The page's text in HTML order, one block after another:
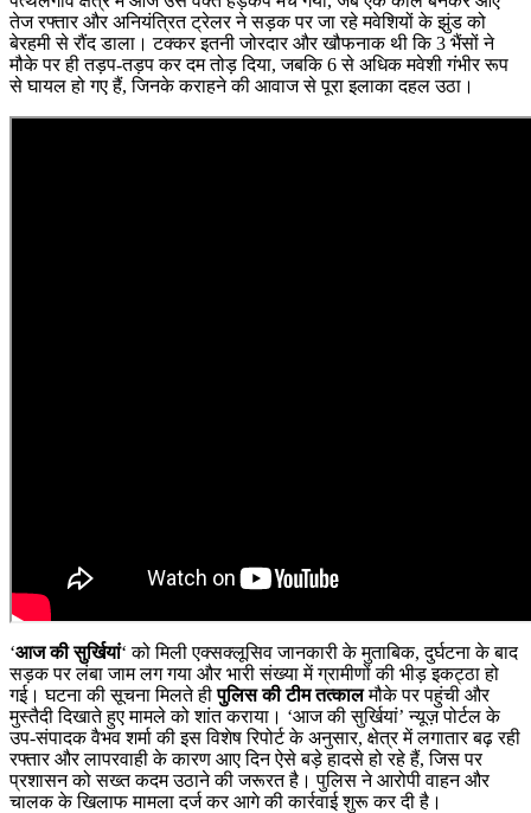
तेज रफ्तार और अनियंत्रित ट्रेलर ने सड़क पर जा रहे मवेशियों के झुंड को
बेरहमी से रौंद डाला। टक्कर इतनी जोरदार और खौफनाक थी कि 3 भैंसों ने
मौके पर ही तड़प-तड़प कर दम तोड़ दिया, जबकि 6 से अधिक मवेशी गंभीर रूप
से घायल हो गए हैं, जिनके कराहने की आवाज से पूरा इलाका दहल उठा।
‘आज की सुर्खियां‘ को मिली एक्सक्लूसिव जानकारी के मुताबिक, दुर्घटना के बाद
सड़क पर लंबा जाम लग गया और भारी संख्या में ग्रामीणों की भीड़ इकट्ठा हो
गई। घटना की सूचना मिलते हीपुलिस की टीम तत्कालमौके पर पहुंची और
मुस्तैदी दिखाते हुए मामले को शांत कराया। ‘आज की सुर्खियां’ न्यूज़ पोर्टल के
उप-संपादक वैभव शर्मा की इस विशेष रिपोर्ट के अनुसार, क्षेत्र में लगातार बढ़ रही
रफ्तार और लापरवाही के कारण आए दिन ऐसे बड़े हादसे हो रहे हैं, जिस पर
प्रशासन को सख्त कदम उठाने की जरूरत है। पुलिस ने आरोपी वाहन और
चालक के खिलाफ मामला दर्ज कर आगे की कार्रवाई शुरू कर दी है।